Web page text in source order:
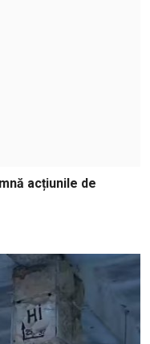
acțiunile de